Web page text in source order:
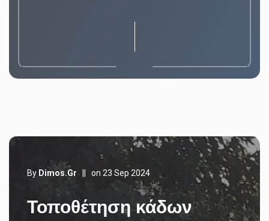
By Dimos.gr || on 23 Sep 2024
Τοποθέτηση κάδων